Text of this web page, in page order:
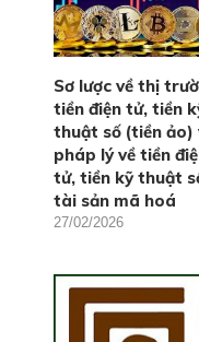
Sơ lược về thị
tiền điện tử, tiền
thuật số (tiền ảo)
pháp lý về tiền
tử, tiền kỹ thuật
tài sản mã hoá
27/02/2026